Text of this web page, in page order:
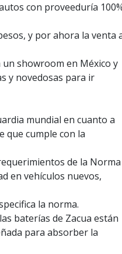
con proveeduría
y por ahora la venta
showroom en México y
y novedosas para ir
mundial en cuanto a
que cumple con la
de la Norma
en vehículos nuevos,
la norma.
baterías de Zacua están
para absorber la